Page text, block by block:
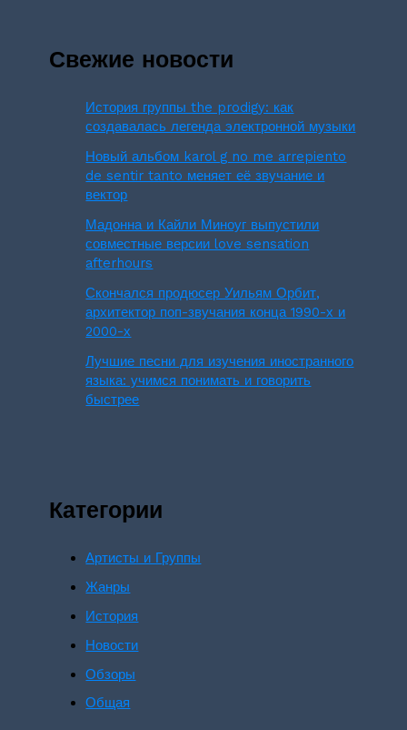
Свежие новости
История группы the prodigy: как
создавалась легенда электронной музыки
Новый альбом karol g no me arrepiento
de sentir tanto меняет её звучание и
вектор
Мадонна и Кайли Миноуг выпустили
совместные версии love sensation
afterhours
Скончался продюсер Уильям Орбит,
архитектор поп-звучания конца 1990-х и
2000-х
Лучшие песни для изучения иностранного
языка: учимся понимать и говорить
быстрее
Категории
Артисты и Группы
Жанры
История
Новости
Обзоры
Общая